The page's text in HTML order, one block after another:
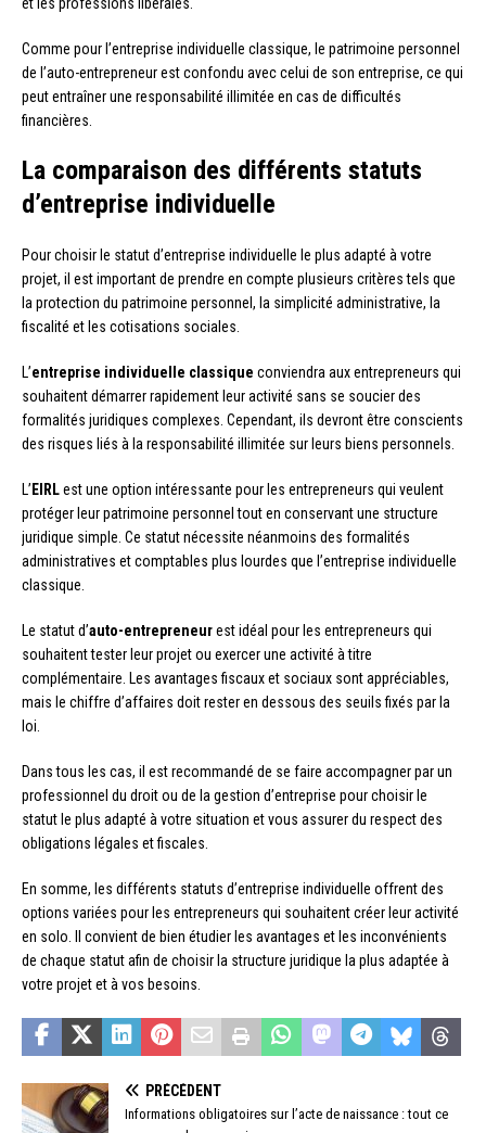
et les professions libérales.
Comme pour l’entreprise individuelle classique, le patrimoine personnel
de l’auto-entrepreneur est confondu avec celui de son entreprise, ce qui
peut entraîner une responsabilité illimitée en cas de difficultés
financières.
La comparaison des différents statuts
d’entreprise individuelle
Pour choisir le statut d’entreprise individuelle le plus adapté à votre
projet, il est important de prendre en compte plusieurs critères tels que
la protection du patrimoine personnel, la simplicité administrative, la
fiscalité et les cotisations sociales.
L’entreprise individuelle classique conviendra aux entrepreneurs qui
souhaitent démarrer rapidement leur activité sans se soucier des
formalités juridiques complexes. Cependant, ils devront être conscients
des risques liés à la responsabilité illimitée sur leurs biens personnels.
L’ EIRLest une option intéressante pour les entrepreneurs qui veulent
protéger leur patrimoine personnel tout en conservant une structure
juridique simple. Ce statut nécessite néanmoins des formalités
administratives et comptables plus lourdes que l’entreprise individuelle
classique.
Le statut d’auto-entrepreneurest idéal pour les entrepreneurs qui
souhaitent tester leur projet ou exercer une activité à titre
complémentaire. Les avantages fiscaux et sociaux sont appréciables,
mais le chiffre d’affaires doit rester en dessous des seuils fixés par la
loi.
Dans tous les cas, il est recommandé de se faire accompagner par un
professionnel du droit ou de la gestion d’entreprise pour choisir le
statut le plus adapté à votre situation et vous assurer du respect des
obligations légales et fiscales.
En somme, les différents statuts d’entreprise individuelle offrent des
options variées pour les entrepreneurs qui souhaitent créer leur activité
en solo. Il convient de bien étudier les avantages et les inconvénients
de chaque statut afin de choisir la structure juridique la plus adaptée à
votre projet et à vos besoins.
PRÉCÉDENT
Informations obligatoires sur l’acte de naissance : tout ce